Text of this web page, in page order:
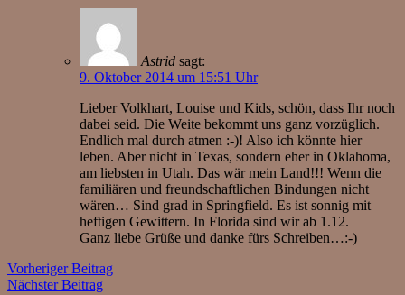
Astrid sagt:
9. Oktober 2014 um 15:51 Uhr
Lieber Volkhart, Louise und Kids, schön, dass Ihr noch
dabei seid. Die Weite bekommt uns ganz vorzüglich.
Endlich mal durch atmen :-)! Also ich könnte hier
leben. Aber nicht in Texas, sondern eher in Oklahoma,
am liebsten in Utah. Das wär mein Land!!! Wenn die
familiären und freundschaftlichen Bindungen nicht
wären… Sind grad in Springfield. Es ist sonnig mit
heftigen Gewittern. In Florida sind wir ab 1.12.
Ganz liebe Grüße und danke fürs Schreiben…:-)
Vorheriger Beitrag
Nächster Beitrag